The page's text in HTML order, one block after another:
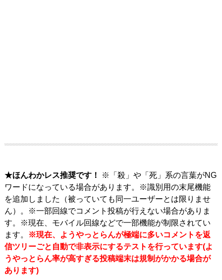
★ほんわかレス推奨です！
※「殺」や「死」系の言葉がNG
ワードになっている場合があります。※識別用の末尾機能
を追加しました（被っていても同一ユーザーとは限りませ
ん）。※一部回線でコメント投稿が行えない場合がありま
す。※現在、モバイル回線などで一部機能が制限されてい
ます。
※現在、ようやっとらんが極端に多いコメントを返
信ツリーごと自動で非表示にするテストを行っています(よ
うやっとらん率が高すぎる投稿端末は規制がかかる場合が
あります)